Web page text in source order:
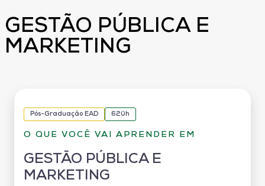
GESTÃO PÚBLICA E
MARKETING
Pós-Graduação EAD 620h
O QUE VOCÊ VAI APRENDER EM
GESTÃO PÚBLICA E
MARKETING